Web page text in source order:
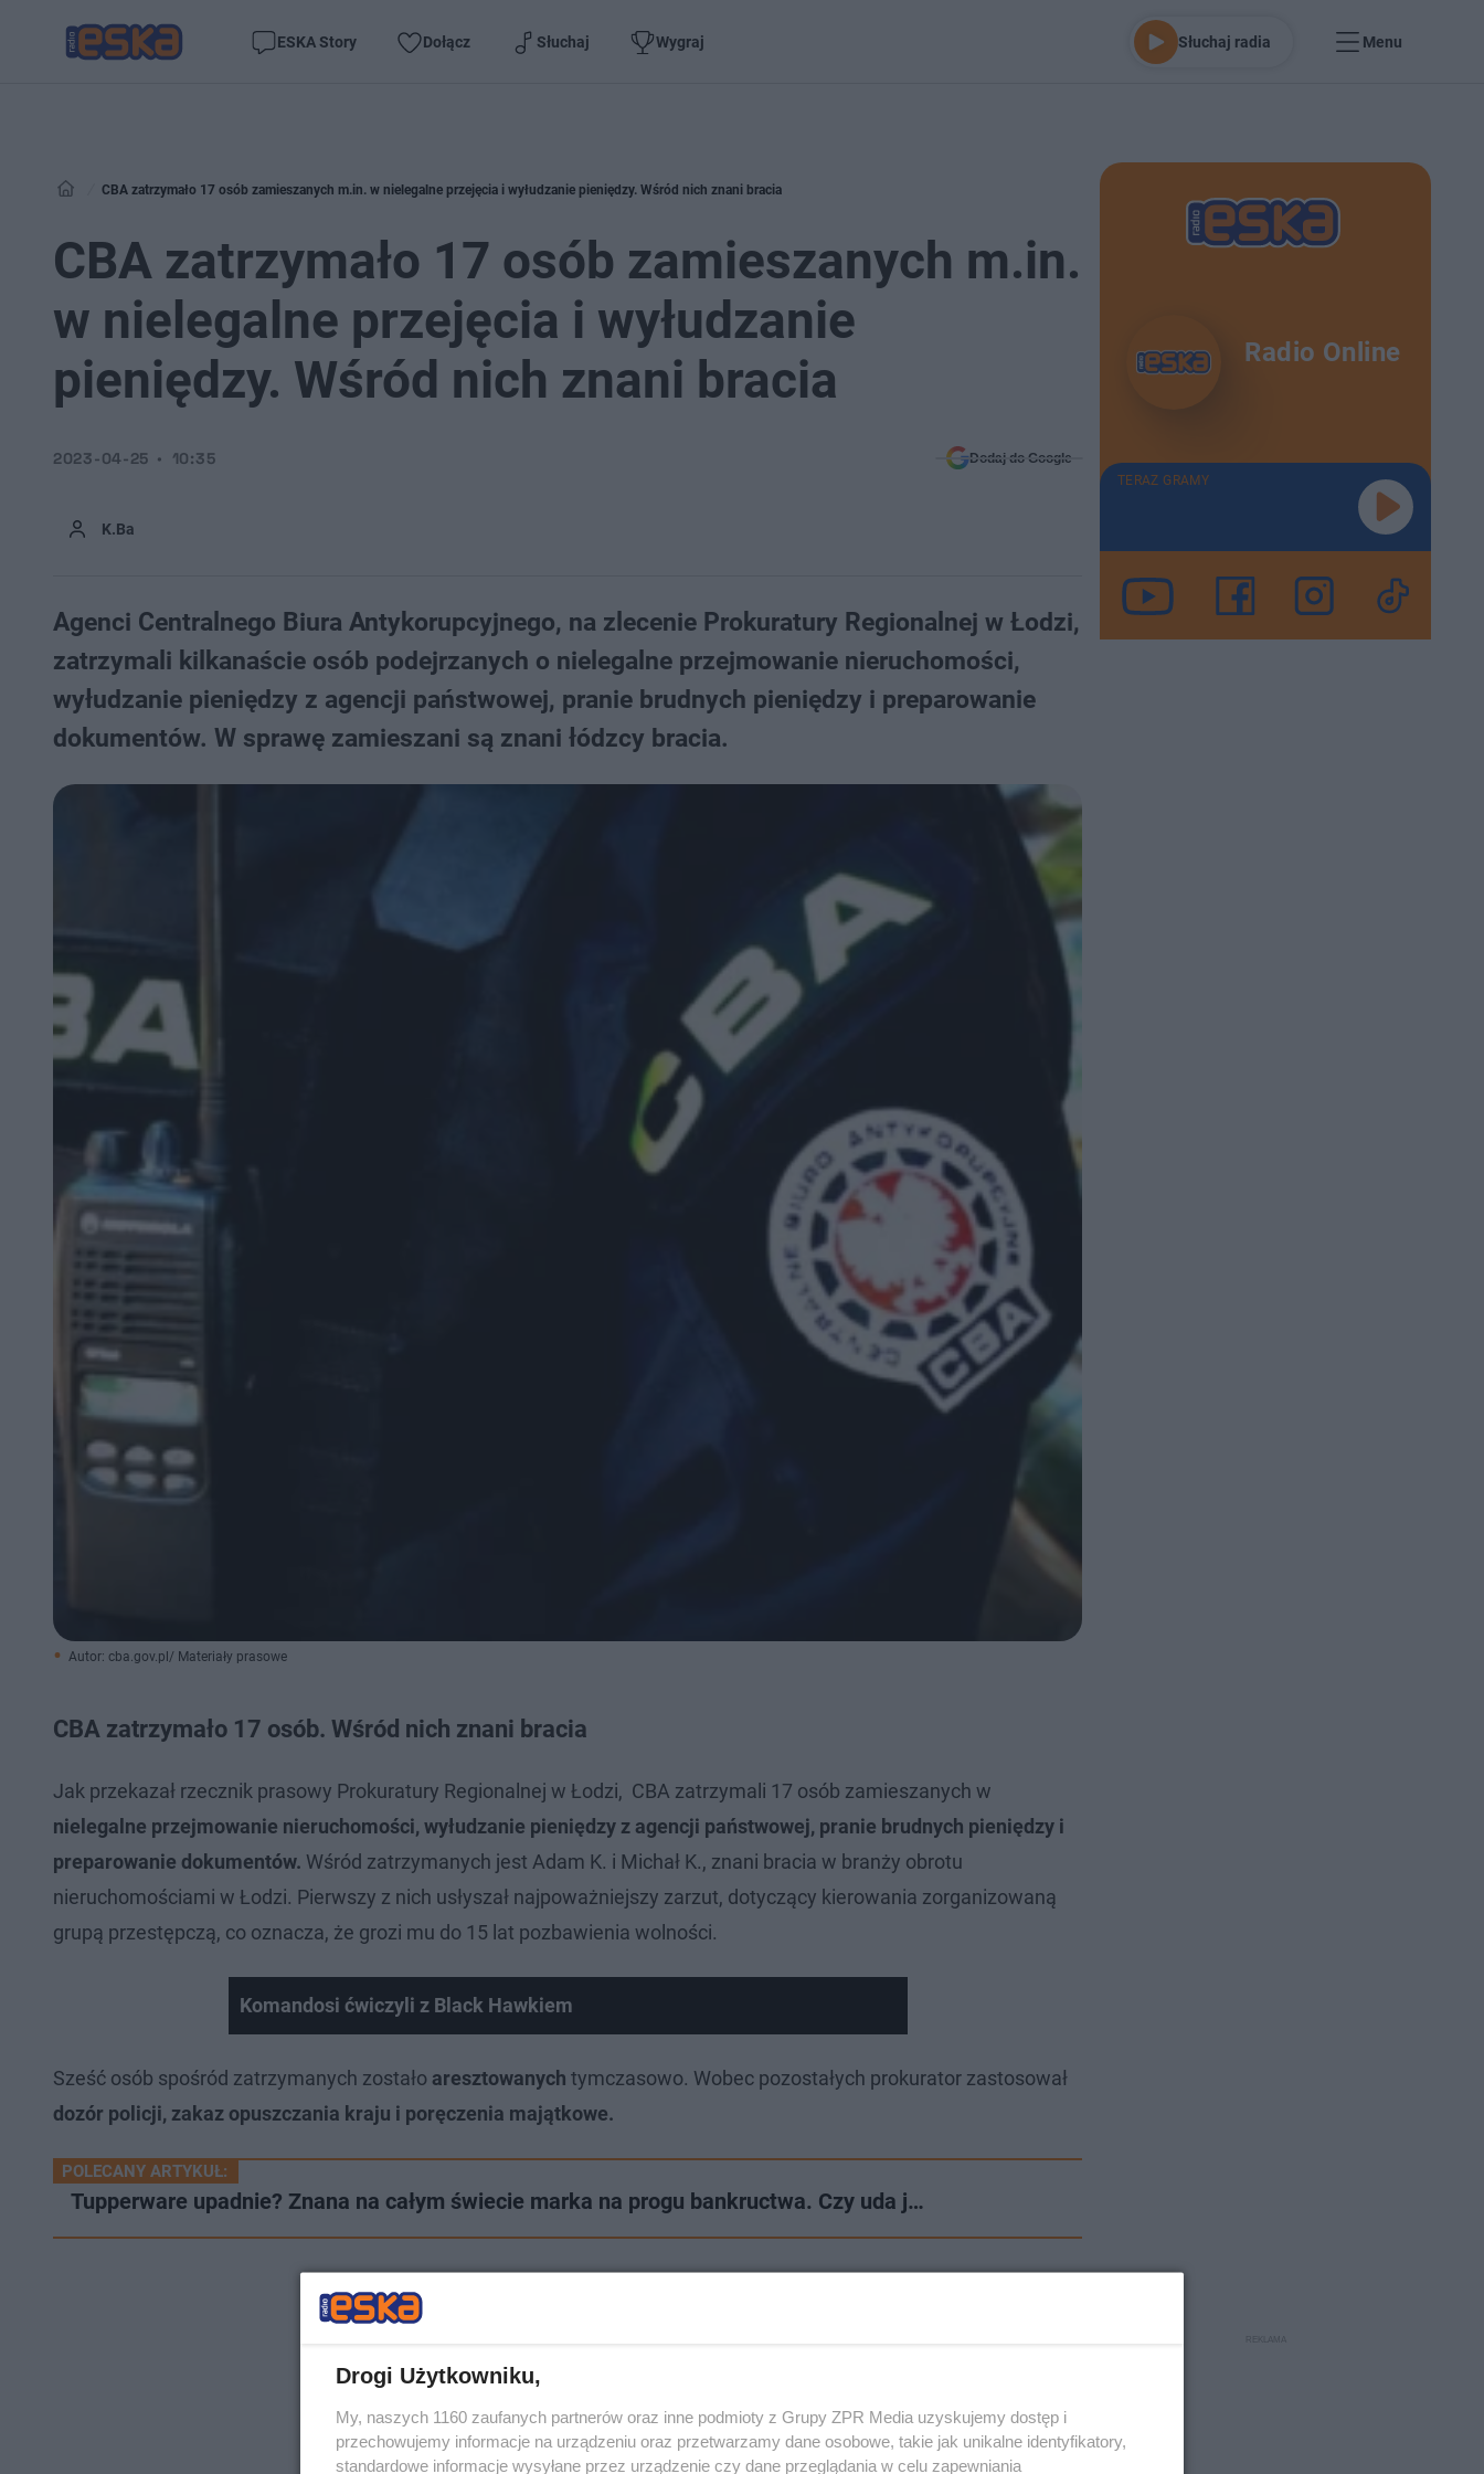
ESKA Story Dołącz Słuchaj Wygraj Słuchaj radia Menu
CBA zatrzymało 17 osób zamieszanych m.in. w nielegalne przejęcia i wyłudzanie pieniędzy. Wśród nich znani bracia
CBA zatrzymało 17 osób zamieszanych m.in.
w nielegalne przejęcia i wyłudzanie
pieniędzy. Wśród nich znani bracia
K.Ba
2023-04-25 10:35 Dodaj do Google
Agenci Centralnego Biura Antykorupcyjnego, na zlecenie Prokuratury Regionalnej w Łodzi,
zatrzymali kilkanaście osób podejrzanych o nielegalne przejmowanie nieruchomości,
wyłudzanie pieniędzy z agencji państwowej, pranie brudnych pieniędzy i preparowanie
dokumentów. W sprawę zamieszani są znani łódzcy bracia.
Autor: cba.gov.pl/ Materiały prasowe
CBA zatrzymało 17 osób. Wśród nich znani bracia
Jak przekazał rzecznik prasowy Prokuratury Regionalnej w Łodzi, CBA zatrzymali 17 osób zamieszanych w
nielegalne przejmowanie nieruchomości, wyłudzanie pieniędzy z agencji państwowej, pranie brudnych pieniędzy i
preparowanie dokumentów. Wśród zatrzymanych jest Adam K. i Michał K., znani bracia w branży obrotu
nieruchomościami w Łodzi. Pierwszy z nich usłyszał najpoważniejszy zarzut, dotyczący kierowania zorganizowaną
grupą przestępczą, co oznacza, że grozi mu do 15 lat pozbawienia wolności.
Komandosi ćwiczyli z Black Hawkiem
Sześć osób spośród zatrzymanych zostało aresztowanych tymczasowo. Wobec pozostałych prokurator zastosował
dozór policji, zakaz opuszczania kraju i poręczenia majątkowe.
POLECANY ARTYKUŁ:
Tupperware upadnie? Znana na całym świecie marka na progu bankructwa. Czy uda j…
Radio Online
TERAZ GRAMY
Drogi Użytkowniku,
My, naszych 1160 zaufanych partnerów oraz inne podmioty z Grupy ZPR Media uzyskujemy dostęp i
przechowujemy informacje na urządzeniu oraz przetwarzamy dane osobowe, takie jak unikalne identyfikatory,
standardowe informacje wysyłane przez urządzenie czy dane przeglądania w celu zapewniania